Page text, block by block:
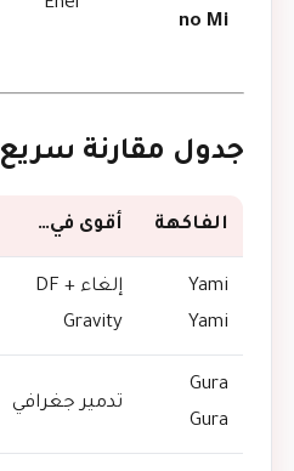
no Mi
Enel
جدول مقارنة سريع
الفاكهة أقوى في…
Yami
Yami
إلغاء DF +
Gravity
Gura
Gura
تدمير جغرافي